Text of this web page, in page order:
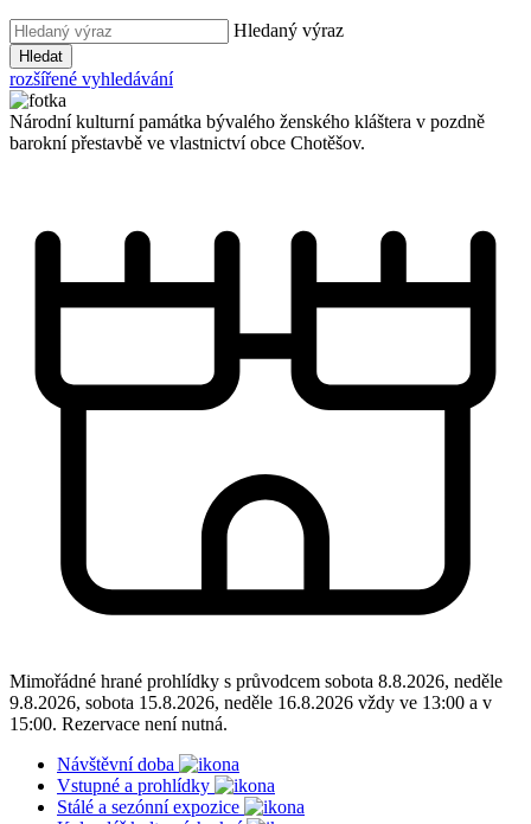
Hledaný výraz
Hledat
rozšířené vyhledávání
Národní kulturní památka bývalého ženského kláštera v pozdně
barokní přestavbě ve vlastnictví obce Chotěšov.
Mimořádné hrané prohlídky s průvodcem sobota 8.8.2026, neděle
9.8.2026, sobota 15.8.2026, neděle 16.8.2026 vždy ve 13:00 a v
15:00. Rezervace není nutná.
Návštěvní doba
Vstupné a prohlídky
Stálé a sezónní expozice